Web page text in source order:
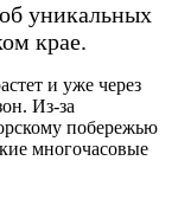
уникальных
крае.
и уже через
Из-за
побережью
многочасовые